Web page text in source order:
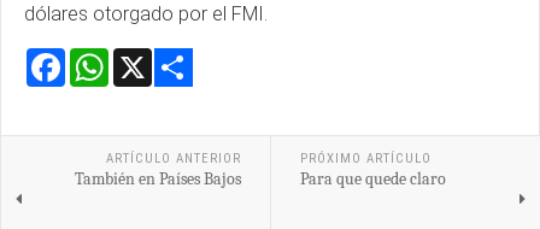
dólares otorgado por el FMI.
Facebook
WhatsApp
ARTÍCULO ANTERIOR
También en Países Bajos
PRÓXIMO ARTÍCULO
Para que quede claro